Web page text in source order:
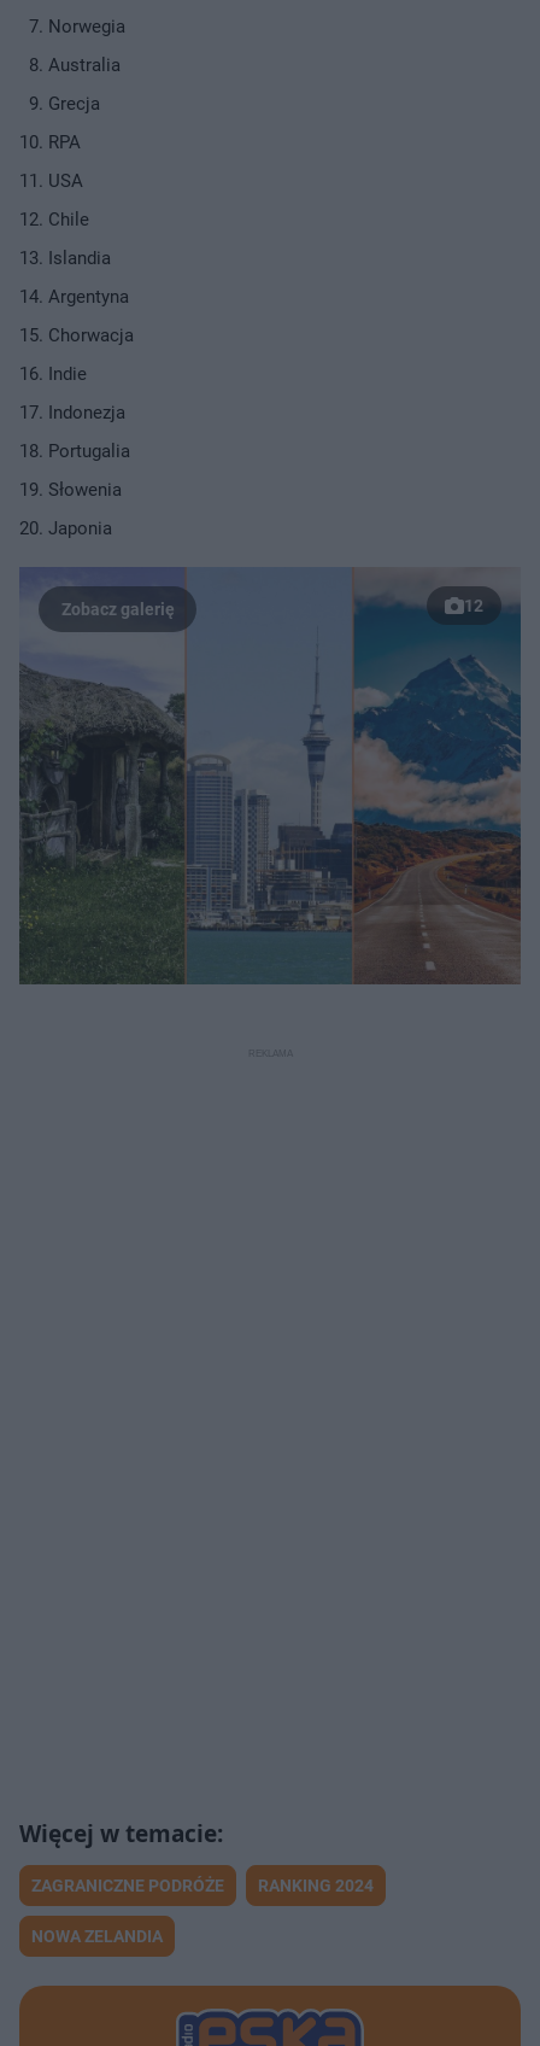
Norwegia
Australia
Grecja
RPA
USA
Chile
Islandia
Argentyna
Chorwacja
Indie
Indonezja
Portugalia
Słowenia
Japonia
12
ZAGRANICZNE PODRÓŻE RANKING 2024
NOWA ZELANDIA